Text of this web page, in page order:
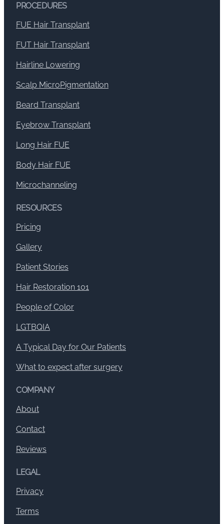
PROCEDURES
FUE Hair Transplant
FUT Hair Transplant
Hairline Lowering
Scalp MicroPigmentation
Beard Transplant
Eyebrow Transplant
Long Hair FUE
Body Hair FUE
Microchanneling
RESOURCES
Pricing
Gallery
Patient Stories
Hair Restoration 101
People of Color
LGTBQIA
A Typical Day for Our Patients
What to expect after surgery
COMPANY
About
Contact
Reviews
LEGAL
Privacy
Terms